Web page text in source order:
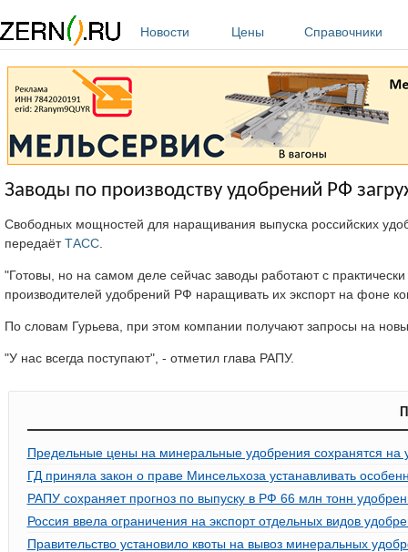
Новости
Цены Справочники
Заводы по производству удобрений РФ
Свободных мощностей для наращивания выпуска российских
передаётТАСС
"Готовы, но на самом деле сейчас заводы работают с
производителей удобрений РФ наращивать их экспорт на фоне
По словам Гурьева, при этом компании получают запросы на
"У нас всегда поступают", - отметил глава РАПУ.
Предельные цены на минеральные удобрения сохранятся
ГД приняла закон о праве Минсельхоза устанавливать
РАПУ сохраняет прогноз по выпуску в РФ 66 млн тонн
Россия ввела ограничения на экспорт отдельных видов
Правительство установило квоты на вывоз минеральных